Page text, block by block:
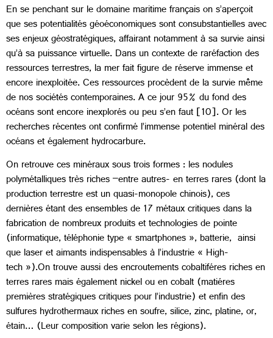
En se penchant sur le domaine maritime français on s’aperçoit
que ses potentialités géoéconomiques sont consubstantielles avec
ses enjeux géostratégiques, affairant notamment à sa survie ainsi
qu’à sa puissance virtuelle. Dans un contexte de raréfaction des
ressources terrestres, la mer fait figure de réserve immense et
encore inexploitée. Ces ressources procèdent de la survie même
de nos sociétés contemporaines. A ce jour 95% du fond des
océans sont encore inexplorés ou peu s’en faut [10]. Or les
recherches récentes ont confirmé l’immense potentiel minéral des
océans et également hydrocarbure.
On retrouve ces minéraux sous trois formes : les nodules
polymétalliques très riches –entre autres- en terres rares (dont la
production terrestre est un quasi-monopole chinois), ces
dernières étant des ensembles de 17 métaux critiques dans la
fabrication de nombreux produits et technologies de pointe
(informatique, téléphonie type « smartphones », batterie, ainsi
que laser et aimants indispensables à l’industrie « High-
tech »).On trouve aussi des encroutements cobaltiféres riches en
terres rares mais également nickel ou en cobalt (matiéres
premières stratégiques critiques pour l’industrie) et enfin des
sulfures hydrothermaux riches en soufre, silice, zinc, platine, or,
étain… (Leur composition varie selon les régions).